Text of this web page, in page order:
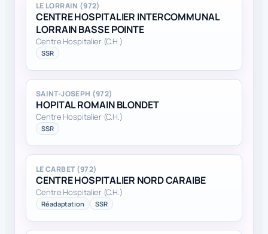
LE LORRAIN (972)
CENTRE HOSPITALIER INTERCOMMUNAL
LORRAIN BASSE POINTE
Centre Hospitalier (C.H.)
SSR
SAINT-JOSEPH (972)
HOPITAL ROMAIN BLONDET
Centre Hospitalier (C.H.)
SSR
LE CARBET (972)
CENTRE HOSPITALIER NORD CARAIBE
Centre Hospitalier (C.H.)
Réadaptation SSR